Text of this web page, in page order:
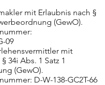
mit Erlaubnis nach §
(GewO).
09
mit
34i Abs. 1 Satz 1
(GewO).
D-W-138-GC2T-66